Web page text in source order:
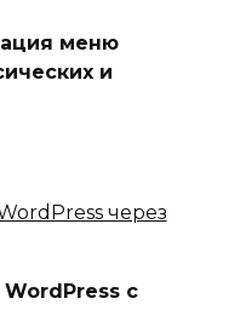
меню
и
с